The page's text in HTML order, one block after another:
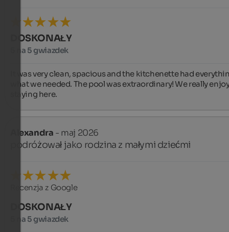
DOSKONAŁY
5 na 5 gwiazdek
It was very clean, spacious and the kitchenette had
what we needed. The pool was extraordinary! We really
staying here.
Alexandra - maj 2026
podróżował jako rodzina z małymi dziećmi
Recenzja z Google
DOSKONAŁY
5 na 5 gwiazdek